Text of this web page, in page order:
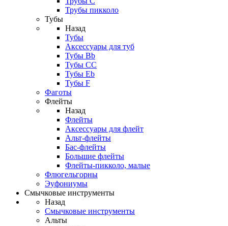
Трубы пикколо
Тубы
Назад
Тубы
Аксессуары для туб
Тубы Bb
Тубы CC
Тубы Eb
Тубы F
Фаготы
Флейты
Назад
Флейты
Аксессуары для флейт
Альт-флейты
Бас-флейты
Большие флейты
Флейты-пикколо, малые
Флюгельгорны
Эуфониумы
Смычковые инструменты
Назад
Смычковые инструменты
Альты